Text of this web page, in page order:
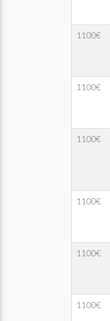
1100€
1100€
1100€
1100€
1100€
1100€